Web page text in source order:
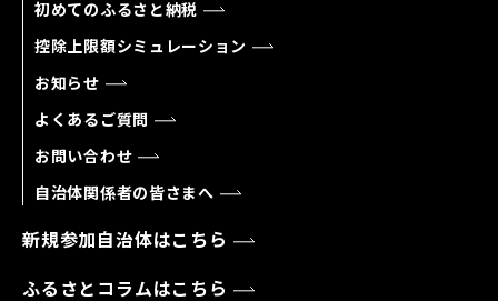
初めてのふるさと納税
控除上限額シミュレーション
お知らせ
よくあるご質問
お問い合わせ
自治体関係者の皆さまへ
新規参加自治体はこちら
ふるさとコラムはこちら